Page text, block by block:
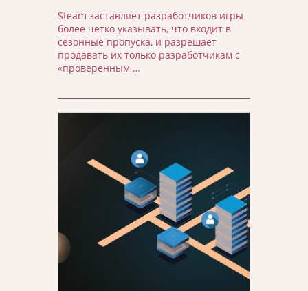
Steam заставляет разработчиков игры
более четко указывать, что входит в
сезонные пропуска, и разрешает
продавать их только разработчикам с
«проверенным …